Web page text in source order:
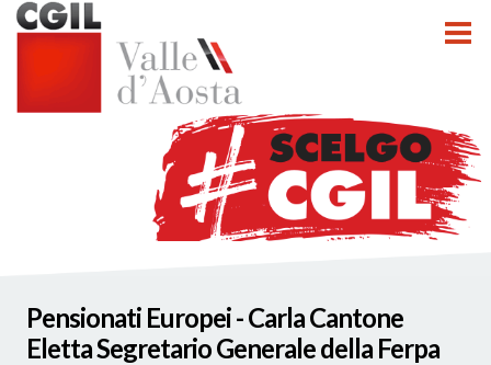
Pensionati Europei - Carla Cantone
Eletta Segretario Generale della Ferpa